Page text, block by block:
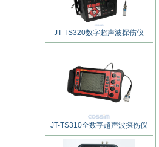
JT-TS320数字超声波探伤仪
JT-TS310全数字超声波探伤仪